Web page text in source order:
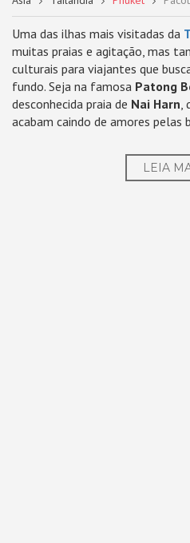
Uma das ilhas mais visitadas da
muitas praias e agitação, mas
culturais para viajantes que
fundo. Seja na famosa Patong
desconhecida praia de Nai Harn,
acabam caindo de amores pelas
LEIA